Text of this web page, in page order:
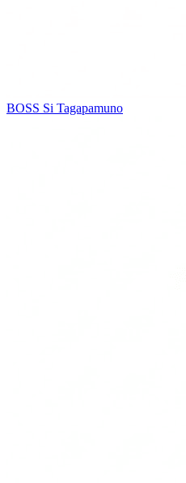
BOSS Si Tagapamuno